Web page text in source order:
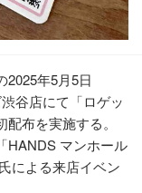
2025年5月5日
谷店にて「ロゲッ
布を実施する。
HANDS マンホール
による来店イベン